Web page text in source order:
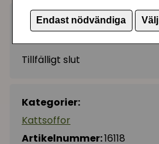
Endast nödvändiga Välj
1395 kr
Tillfälligt slut
Kategorier:
Kattsoffor
Artikelnummer:16118